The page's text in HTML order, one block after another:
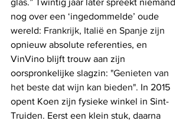
glas.” Twintig jaar later spreekt niemand
nog over een ‘ingedommelde’ oude
wereld: Frankrijk, Italië en Spanje zijn
opnieuw absolute referenties, en
VinVino blijft trouw aan zijn
oorspronkelijke slagzin: "Genieten van
het beste dat wijn kan bieden". In 2015
opent Koen zijn fysieke winkel in Sint-
Truiden. Eerst een klein stuk, daarna